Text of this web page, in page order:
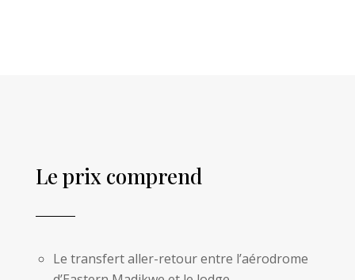
Le prix comprend
Le transfert aller-retour entre l’aérodrome